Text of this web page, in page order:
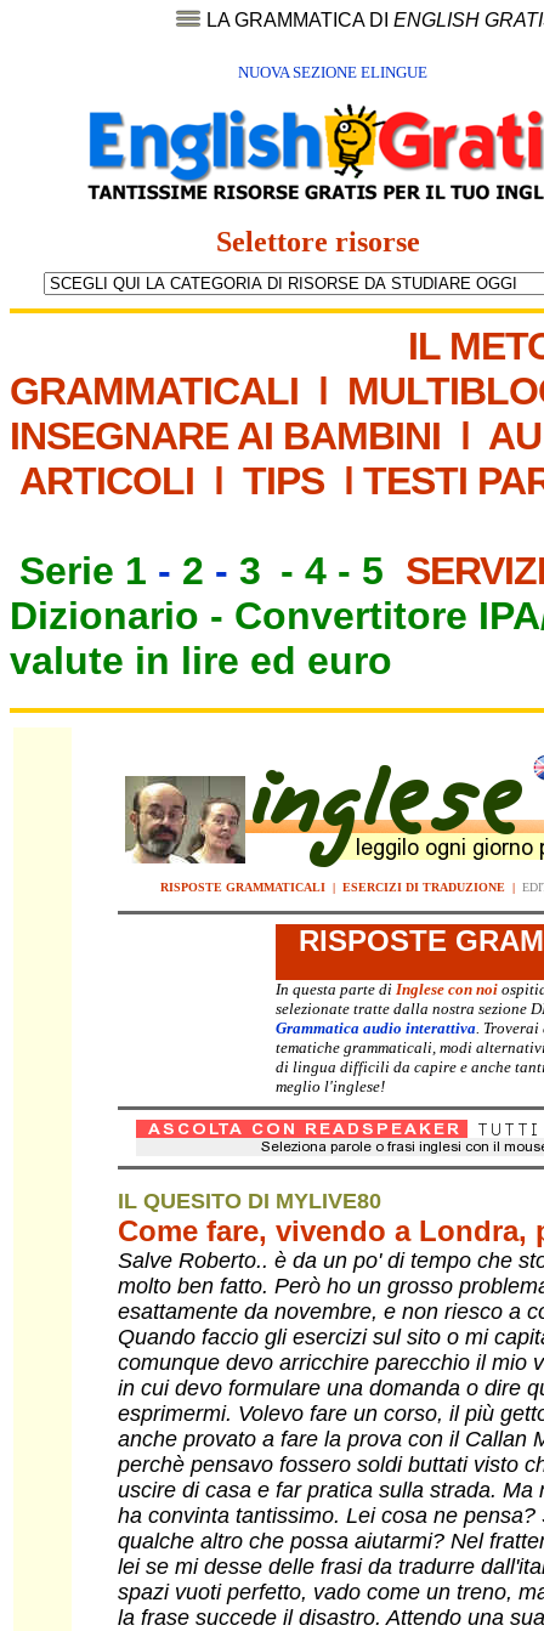
LA GRAMMATICA DI ENGLISH
NUOVA SEZIONE ELINGUE
Selettore risorse
IL
GRAMMATICALI |
INSEGNARE AI BAMBINI |
ARTICOLI | TIPS | TESTI
Serie 1 - 2 - 3 - 4 - 5
Dizionario - Convertitore
valute in lire ed euro
RISPOSTE GRAMMATICALI | ESERCIZI DI TRADUZIONE |
RISPOSTE
In questa parte di Inglese con noi
selezionate tratte dalla nostra sezione
Grammatica audio interattiva .
tematiche grammaticali, modi
di lingua difficili da capire e anche
meglio l'inglese!
IL QUESITO DI MYLIVE80
Come fare, vivendo a
Salve Roberto.. è da un po' di tempo che
molto ben fatto. Però ho un grosso
esattamente da novembre, e non riesco a
Quando faccio gli esercizi sul sito o mi
comunque devo arricchire parecchio il mio
in cui devo formulare una domanda o dire
esprimermi. Volevo fare un corso, il più
anche provato a fare la prova con il Callan
perchè pensavo fossero soldi buttati visto
uscire di casa e far pratica sulla strada.
ha convinta tantissimo. Lei cosa ne
qualche altro che possa aiutarmi? Nel
lei se mi desse delle frasi da tradurre
spazi vuoti perfetto, vado come un treno,
la frase succede il disastro. Attendo una